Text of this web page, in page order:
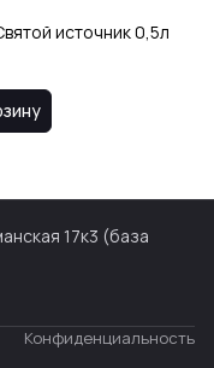
источник 0,5л
17к3 (база
Конфиденциальность